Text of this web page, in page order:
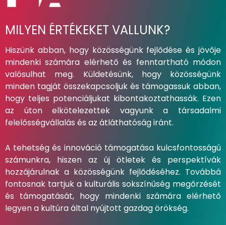
MILYEN ÉRTÉKEKET VALLUNK?
Hiszünk abban, hogy közösségünk fejlődése és jövője
mindenki számára elérhető és fenntartható módon
valósulhat meg. Küldetésünk, hogy közösségünk
minden tagját összekapcsoljuk és támogassuk abban,
hogy teljes potenciáljukat kibontakoztathassák. Ezen
az úton elkötelezettek vagyunk a társadalmi
felelősségvállalás és az átláthatóság iránt.
A tehetség és innováció támogatása kulcsfontosságú
számunkra, hiszen az új ötletek és perspektívák
hozzájárulnak a közösségünk fejlődéséhez. Továbbá
fontosnak tartjuk a kulturális sokszínűség megőrzését
és támogatását, hogy mindenki számára elérhető
legyen a kultúra által nyújtott gazdag örökség.